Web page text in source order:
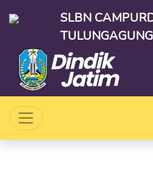
SLBN
TULUNGAGUNG